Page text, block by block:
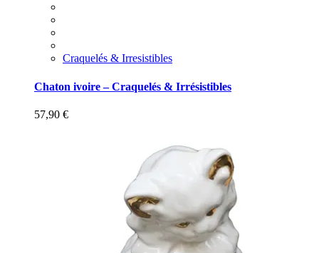
Craquelés & Irresistibles
Chaton ivoire – Craquelés & Irrésistibles
57,90 €